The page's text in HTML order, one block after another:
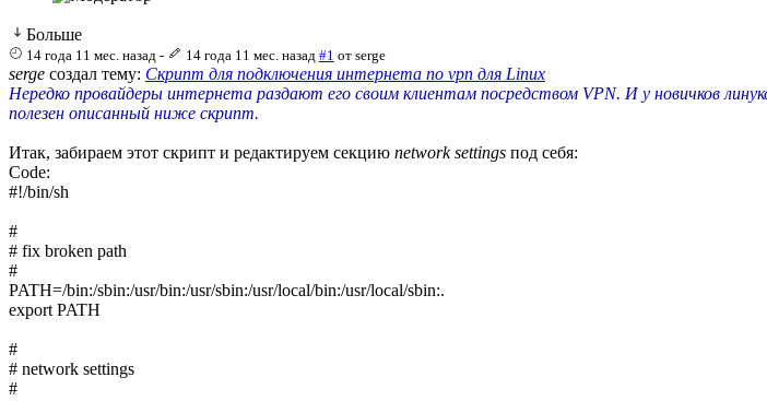
Больше
14 года 11 мес. назад - 14 года 11 мес. назад #1 от serge
serge создал тему: Скрипт для подключения интернета по vpn для Linux
Нередко провайдеры интернета раздают его своим клиентам посредством VPN. И у новичков
полезен описанный ниже скрипт.
Итак, забираем этот скрипт и редактируем секцию network settings под себя:
Code:
#!/bin/sh
#
# fix broken path
#
PATH=/bin:/sbin:/usr/bin:/usr/sbin:/usr/local/bin:/usr/local/sbin:.
export PATH
#
# network settings
#